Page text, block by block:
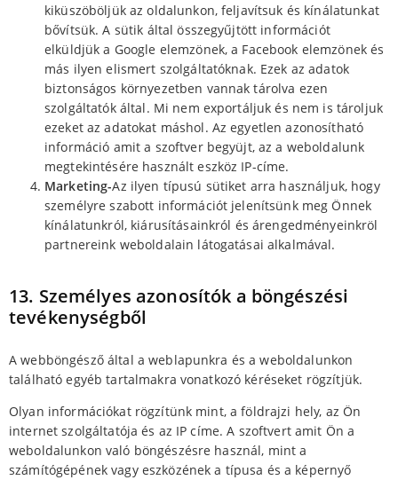
kiküszöböljük az oldalunkon, feljavítsuk és kínálatunkat
bővítsük. A sütik által összegyűjtött információt
elküldjük a Google elemzönek, a Facebook elemzönek és
más ilyen elismert szolgáltatóknak. Ezek az adatok
biztonságos környezetben vannak tárolva ezen
szolgáltatók által. Mi nem exportáljuk és nem is tároljuk
ezeket az adatokat máshol. Az egyetlen azonosítható
információ amit a szoftver begyüjt, az a weboldalunk
megtekintésére használt eszköz IP-címe.
Marketing-Az ilyen típusú sütiket arra használjuk, hogy
személyre szabott információt jelenítsünk meg Önnek
kínálatunkról, kiárusításainkról és árengedményeinkröl
partnereink weboldalain látogatásai alkalmával.
13. Személyes azonosítók a böngészési
tevékenységből
A webböngésző által a weblapunkra és a weboldalunkon
található egyéb tartalmakra vonatkozó kéréseket rögzítjük.
Olyan információkat rögzítünk mint, a földrajzi hely, az Ön
internet szolgáltatója és az IP címe. A szoftvert amit Ön a
weboldalunkon való böngészésre használ, mint a
számítógépének vagy eszközének a típusa és a képernyő